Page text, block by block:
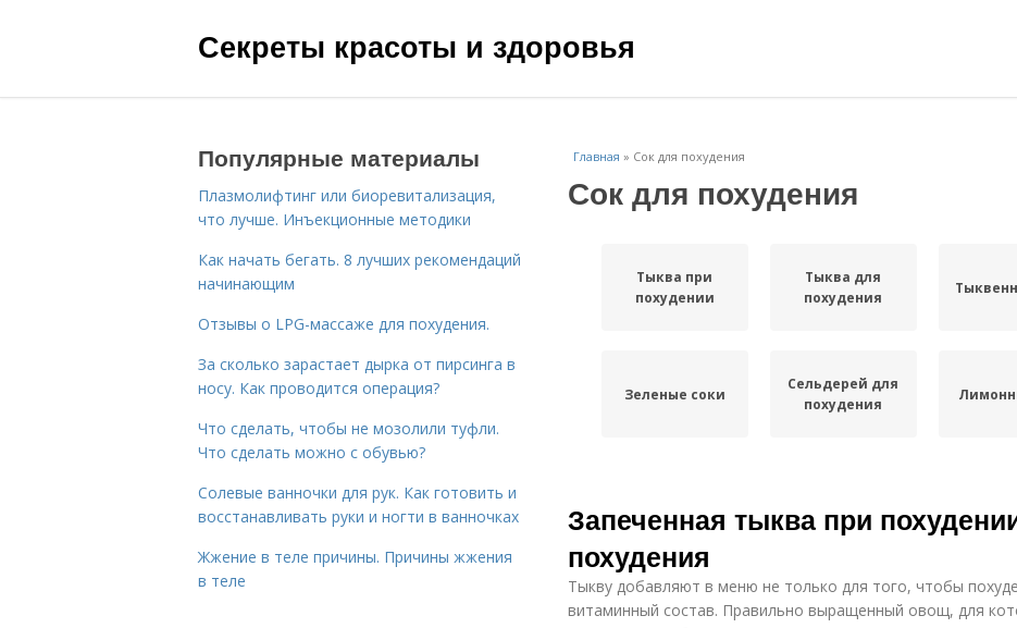
Секреты красоты и здоровья
Главная » Сок для похудения
Сок для похудения
Тыква при
похудении
Тыква для
похудения
Зеленые соки
Сельдерей для
похудения
похудения
сок
Сок для
организма
Сок на диете
Запеченная тыква при
похудения
Тыкву добавляют в меню не только для того, чтобы
витаминный состав. Правильно выращенный овощ, для
Популярные материалы
Плазмолифтинг или биоревитализация,
что лучше. Инъекционные методики
Как начать бегать. 8 лучших рекомендаций
начинающим
Отзывы о LPG-массаже для похудения.
За сколько зарастает дырка от пирсинга в
носу. Как проводится операция?
Что сделать, чтобы не мозолили туфли.
Что сделать можно с обувью?
Солевые ванночки для рук. Как готовить и
восстанавливать руки и ногти в ванночках
Жжение в теле причины. Причины жжения
в теле